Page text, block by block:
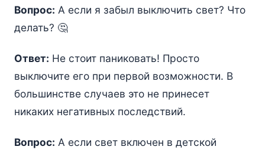
Вопрос: А если я забыл выключить свет? Что
делать? 🤔
Ответ: Не стоит паниковать! Просто
выключите его при первой возможности. В
большинстве случаев это не принесет
никаких негативных последствий.
Вопрос: А если свет включен в детской